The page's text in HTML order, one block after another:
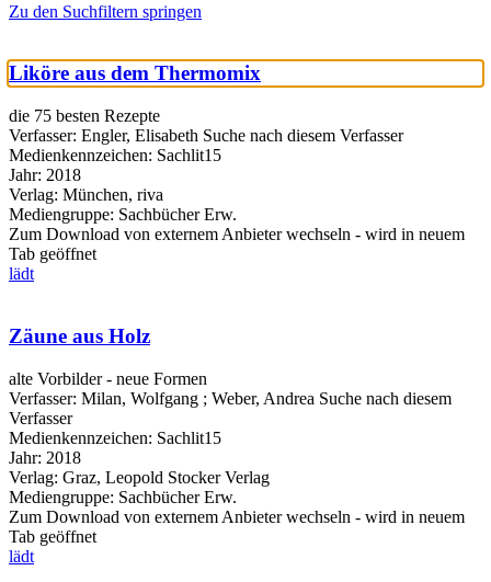
Zu den Suchfiltern springen
Liköre aus dem Thermomix
die 75 besten Rezepte
Verfasser: Engler, Elisabeth Suche nach diesem Verfasser
Medienkennzeichen: Sachlit15
Jahr: 2018
Verlag: München, riva
Mediengruppe: Sachbücher Erw.
Zum Download von externem Anbieter wechseln - wird in neuem
Tab geöffnet
lädt
Zäune aus Holz
alte Vorbilder - neue Formen
Verfasser: Milan, Wolfgang ; Weber, Andrea Suche nach diesem
Verfasser
Medienkennzeichen: Sachlit15
Jahr: 2018
Verlag: Graz, Leopold Stocker Verlag
Mediengruppe: Sachbücher Erw.
Zum Download von externem Anbieter wechseln - wird in neuem
Tab geöffnet
lädt